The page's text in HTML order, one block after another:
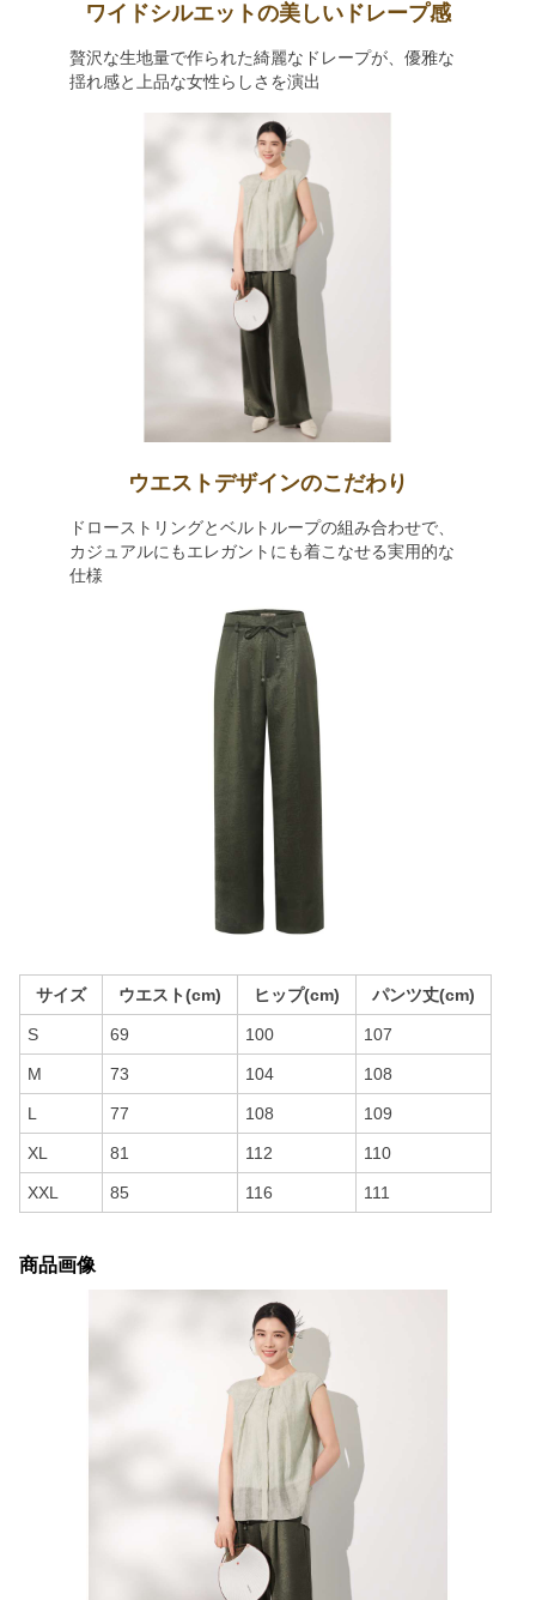
ワイドシルエットの美しいドレープ感
贅沢な生地量で作られた綺麗なドレープが、優雅な
揺れ感と上品な女性らしさを演出
ウエストデザインのこだわり
ドローストリングとベルトループの組み合わせで、
カジュアルにもエレガントにも着こなせる実用的な
仕様
サイズ ウエスト(cm) ヒップ(cm) パンツ丈(cm)
S 69 100 107
M 73 104 108
L 77 108 109
XL 81 112 110
XXL 85 116 111
商品画像